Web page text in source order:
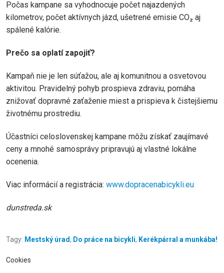
Počas kampane sa vyhodnocuje počet najazdených
kilometrov, počet aktívnych jázd, ušetrené emisie CO₂ aj
spálené kalórie.
Prečo sa oplatí zapojiť?
Kampaň nie je len súťažou, ale aj komunitnou a osvetovou
aktivitou. Pravidelný pohyb prospieva zdraviu, pomáha
znižovať dopravné zaťaženie miest a prispieva k čistejšiemu
životnému prostrediu.
Účastníci celoslovenskej kampane môžu získať zaujímavé
ceny a mnohé samosprávy pripravujú aj vlastné lokálne
ocenenia.
Viac informácií a registrácia: www.dopracenabicykli.eu
dunstreda.sk
Tagy: Mestský úrad, Do práce na bicykli, Kerékpárral a munkába!
Cookies